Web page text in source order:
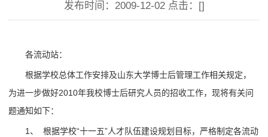
发布时间：2009-12-02 点击：[]
各流动站：
根据学校总体工作安排及山东大学博士后管理工作相关规定，
为进一步做好2010年我校博士后研究人员的招收工作，现将有关问
题通知如下：
1、 根据学校“十一五”人才队伍建设规划目标，严格制定各流动